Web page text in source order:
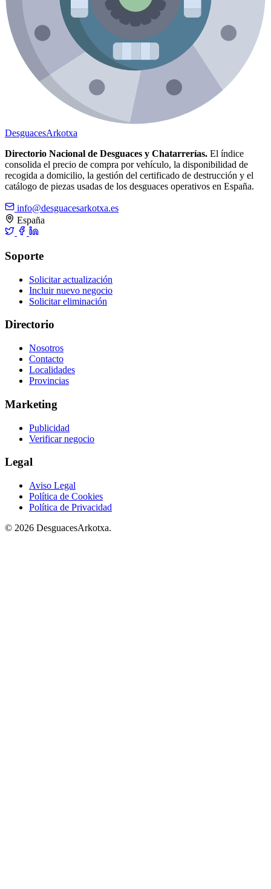
DesguacesArkotxa
Directorio Nacional de Desguaces y Chatarrerías. El índice
consolida el precio de compra por vehículo, la disponibilidad de
recogida a domicilio, la gestión del certificado de destrucción y el
catálogo de piezas usadas de los desguaces operativos en España.
info@desguacesarkotxa.es
España
Soporte
Solicitar actualización
Incluir nuevo negocio
Solicitar eliminación
Directorio
Nosotros
Contacto
Localidades
Provincias
Marketing
Publicidad
Verificar negocio
Legal
Aviso Legal
Política de Cookies
Política de Privacidad
© 2026 DesguacesArkotxa.